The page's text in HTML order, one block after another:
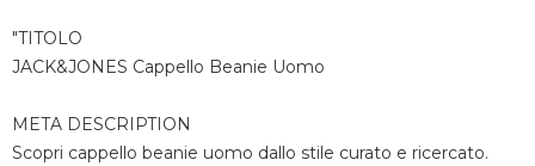
"TITOLO
JACK&JONES Cappello Beanie Uomo
META DESCRIPTION
Scopri cappello beanie uomo dallo stile curato e ricercato.